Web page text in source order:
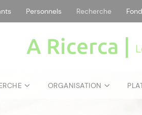
Personnels Recherche
A Ricerca |
ORGANISATION